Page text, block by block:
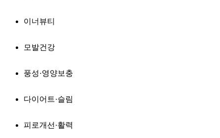
이너뷰티
모발건강
풍성·영양보충
다이어트·슬림
피로개선·활력